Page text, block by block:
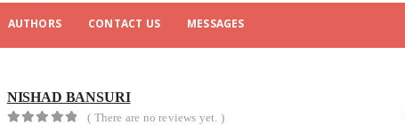
AUTHORS CONTACT US MESSAGES
NISHAD BANSURI
( There are no reviews yet. )